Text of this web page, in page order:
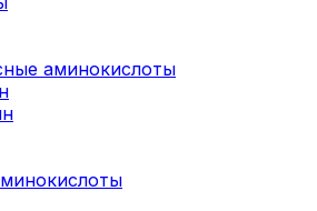
аминокислоты